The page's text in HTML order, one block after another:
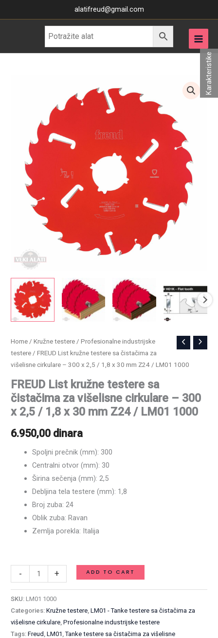
to
alatifreud@gmail.com
Home /Kružne testere /Profesionalne industrijske
testere / FREUD List kružne testere sa čistačima za
višelisne cirkulare – 300 x 2,5 / 1,8 x 30 mm Z24 / LM01 1000
FREUD List kružne testere sa
čistačima za višelisne cirkulare – 300
x 2,5 / 1,8 x 30 mm Z24 / LM01 1000
6.950,00 dinara
Spoljni prečnik (mm): 300
Centralni otvor (mm): 30
Širina sečenja (mm): 2,5
Debljina tela testere (mm): 1,8
Broj zuba: 24
Oblik zuba: Ravan
Zemlja porekla: Italija
-
FREUD
List
kružne
testere
sa
čistačima
višelisne
mm
/
1000
quantity
+ ADD TO CART
SKU:LM01 1000
Categories:Kružne testere ,LM01 - Tanke testere sa čistačima za
višelisne cirkulare ,Profesionalne industrijske testere
Tags:Freud ,LM01 ,Tanke testere sa čistačima za višelisne
Karakteristike